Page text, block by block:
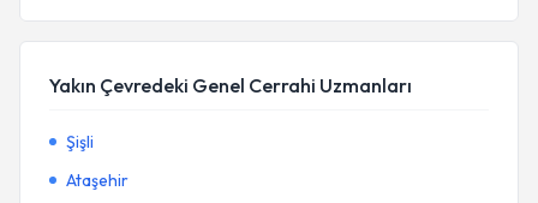
Yakın Çevredeki Genel Cerrahi Uzmanları
Şişli
Ataşehir